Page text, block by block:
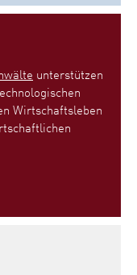
unterstützen
Wirtschaftsleben